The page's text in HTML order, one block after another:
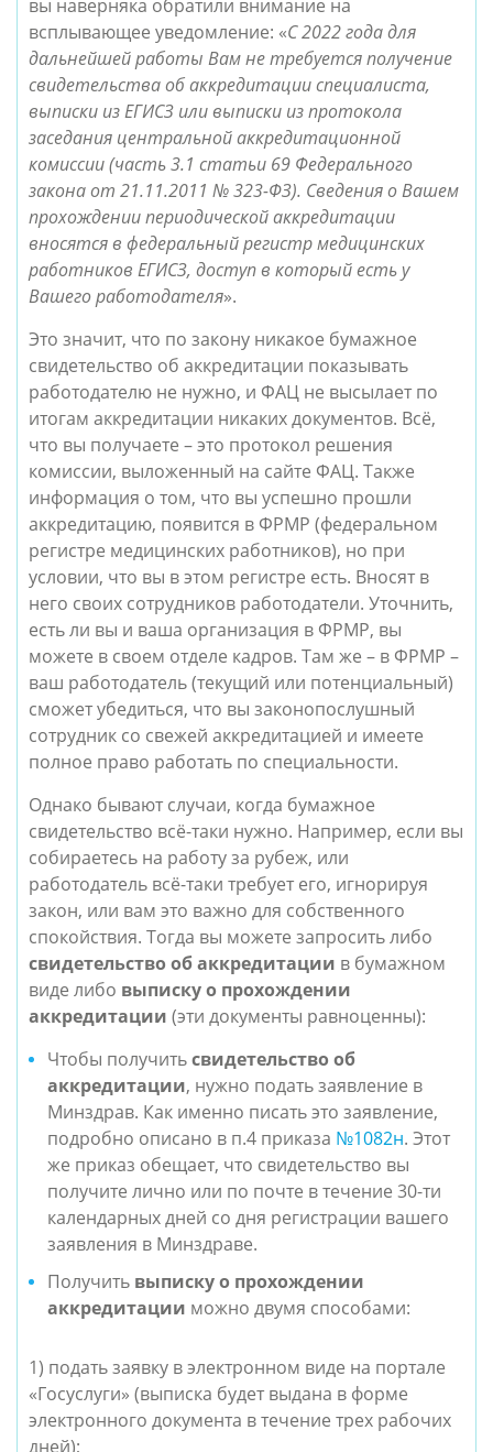
вы наверняка обратили внимание на
всплывающее уведомление: «С 2022 года для
дальнейшей работы Вам не требуется получение
свидетельства об аккредитации специалиста,
выписки из ЕГИСЗ или выписки из протокола
заседания центральной аккредитационной
комиссии (часть 3.1 статьи 69 Федерального
закона от 21.11.2011 № 323-ФЗ). Сведения о Вашем
прохождении периодической аккредитации
вносятся в федеральный регистр медицинских
работников ЕГИСЗ, доступ в который есть у
Вашего работодателя».
Это значит, что по закону никакое бумажное
свидетельство об аккредитации показывать
работодателю не нужно, и ФАЦ не высылает по
итогам аккредитации никаких документов. Всё,
что вы получаете – это протокол решения
комиссии, выложенный на сайте ФАЦ. Также
информация о том, что вы успешно прошли
аккредитацию, появится в ФРМР (федеральном
регистре медицинских работников), но при
условии, что вы в этом регистре есть. Вносят в
него своих сотрудников работодатели. Уточнить,
есть ли вы и ваша организация в ФРМР, вы
можете в своем отделе кадров. Там же – в ФРМР –
ваш работодатель (текущий или потенциальный)
сможет убедиться, что вы законопослушный
сотрудник со свежей аккредитацией и имеете
полное право работать по специальности.
Однако бывают случаи, когда бумажное
свидетельство всё-таки нужно. Например, если вы
собираетесь на работу за рубеж, или
работодатель всё-таки требует его, игнорируя
закон, или вам это важно для собственного
спокойствия. Тогда вы можете запросить либо
свидетельство об аккредитации в бумажном
виде либо выписку о прохождении
аккредитации (эти документы равноценны):
Чтобы получитьсвидетельство об
аккредитации, нужно подать заявление в
Минздрав. Как именно писать это заявление,
подробно описано в п.4 приказа №1082н. Этот
же приказ обещает, что свидетельство вы
получите лично или по почте в течение 30-ти
календарных дней со дня регистрации вашего
заявления в Минздраве.
Получить выписку о прохождении
аккредитации можно двумя способами:
1) подать заявку в электронном виде на портале
«Госуслуги» (выписка будет выдана в форме
электронного документа в течение трех рабочих
дней);